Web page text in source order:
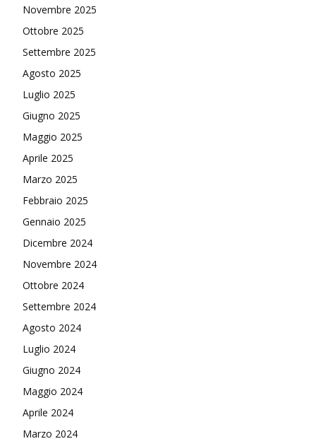
Novembre 2025
Ottobre 2025
Settembre 2025
Agosto 2025
Luglio 2025
Giugno 2025
Maggio 2025
Aprile 2025
Marzo 2025
Febbraio 2025
Gennaio 2025
Dicembre 2024
Novembre 2024
Ottobre 2024
Settembre 2024
Agosto 2024
Luglio 2024
Giugno 2024
Maggio 2024
Aprile 2024
Marzo 2024